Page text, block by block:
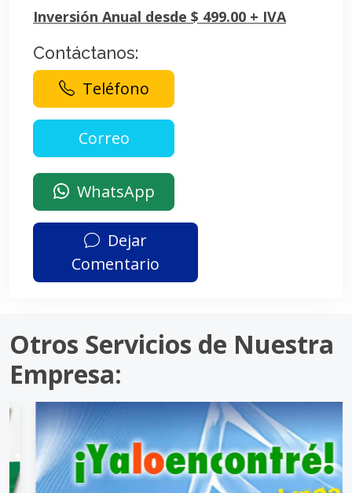
Inversión Anual desde $ 499.00 + IVA
Contáctanos:
Teléfono
WhatsApp
Dejar
Comentario
Otros Servicios de Nuestra
Empresa: